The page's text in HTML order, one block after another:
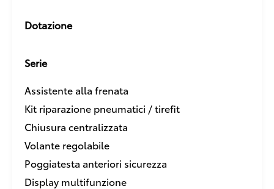
Dotazione
Serie
Assistente alla frenata
Kit riparazione pneumatici / tirefit
Chiusura centralizzata
Volante regolabile
Poggiatesta anteriori sicurezza
Display multifunzione